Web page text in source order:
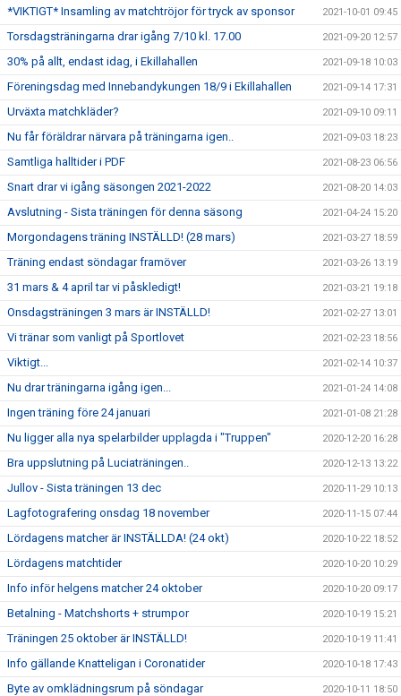
*VIKTIGT* Insamling av matchtröjor för tryck av sponsor 2021-10-01 09:45
Torsdagsträningarna drar igång 7/10 kl. 17.00 2021-09-20 12:57
30% på allt, endast idag, i Ekillahallen 2021-09-18 10:03
Föreningsdag med Innebandykungen 18/9 i Ekillahallen 2021-09-14 17:31
Urväxta matchkläder? 2021-09-10 09:11
Nu får föräldrar närvara på träningarna igen.. 2021-09-03 18:23
Samtliga halltider i PDF 2021-08-23 06:56
Snart drar vi igång säsongen 2021-2022 2021-08-20 14:03
Avslutning - Sista träningen för denna säsong 2021-04-24 15:20
Morgondagens träning INSTÄLLD! (28 mars) 2021-03-27 18:59
Träning endast söndagar framöver 2021-03-26 13:19
31 mars & 4 april tar vi påskledigt! 2021-03-21 19:18
Onsdagsträningen 3 mars är INSTÄLLD! 2021-02-27 13:01
Vi tränar som vanligt på Sportlovet 2021-02-23 18:56
Viktigt... 2021-02-14 10:37
Nu drar träningarna igång igen... 2021-01-24 14:08
Ingen träning före 24 januari 2021-01-08 21:28
Nu ligger alla nya spelarbilder upplagda i "Truppen" 2020-12-20 16:28
Bra uppslutning på Luciaträningen.. 2020-12-13 13:22
Jullov - Sista träningen 13 dec 2020-11-29 10:13
Lagfotografering onsdag 18 november 2020-11-15 07:44
Lördagens matcher är INSTÄLLDA! (24 okt) 2020-10-22 18:52
Lördagens matchtider 2020-10-20 10:29
Info inför helgens matcher 24 oktober 2020-10-20 09:17
Betalning - Matchshorts + strumpor 2020-10-19 15:21
Träningen 25 oktober är INSTÄLLD! 2020-10-19 11:41
Info gällande Knatteligan i Coronatider 2020-10-18 17:43
Byte av omklädningsrum på söndagar 2020-10-11 18:50